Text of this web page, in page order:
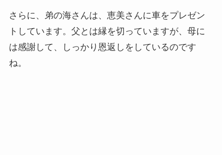
さらに、弟の海さんは、恵美さんに車をプレゼン
トしています。父とは縁を切っていますが、母に
は感謝して、しっかり恩返しをしているのです
ね。